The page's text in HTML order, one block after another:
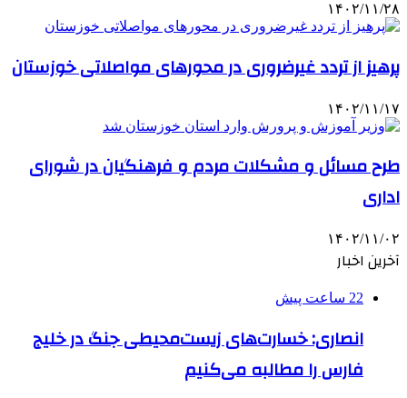
۱۴۰۲/۱۱/۲۸
پرهیز از تردد غیرضروری در محورهای مواصلاتی خوزستان
۱۴۰۲/۱۱/۱۷
طرح مسائل و مشکلات مردم و فرهنگیان در شورای
اداری
۱۴۰۲/۱۱/۰۲
آخرین اخبار
22 ساعت پیش
انصاری: خسارت‌های زیست‌محیطی جنگ در خلیج
فارس را مطالبه‌ می‌کنیم